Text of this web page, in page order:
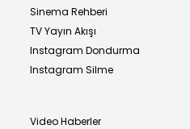
Sinema Rehberi
TV Yayın Akışı
Instagram Dondurma
Instagram Silme
Video Haberler